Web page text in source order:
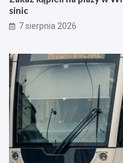
sinic
7 sierpnia 2026